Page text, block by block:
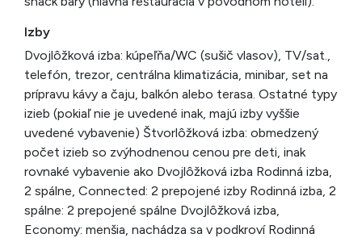
Izby
Dvojlôžková izba: kúpeľňa/WC (sušič vlasov), TV/sat.,
telefón, trezor, centrálna klimatizácia, minibar, set na
prípravu kávy a čaju, balkón alebo terasa. Ostatné typy
izieb (pokiaľ nie je uvedené inak, majú izby vyššie
uvedené vybavenie) Štvorlôžková izba: obmedzený
počet izieb so zvýhodnenou cenou pre deti, inak
rovnaké vybavenie ako Dvojlôžková izba Rodinná izba,
2 spálne, Connected: 2 prepojené izby Rodinná izba, 2
spálne: 2 prepojené spálne Dvojlôžková izba,
Economy: menšia, nachádza sa v podkroví Rodinná